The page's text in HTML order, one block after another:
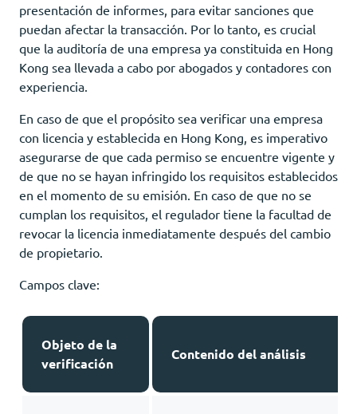
presentación de informes, para evitar sanciones que
puedan afectar la transacción. Por lo tanto, es crucial
que la auditoría de una empresa ya constituida en Hong
Kong sea llevada a cabo por abogados y contadores con
experiencia.
En caso de que el propósito sea verificar una empresa
con licencia y establecida en Hong Kong, es imperativo
asegurarse de que cada permiso se encuentre vigente y
de que no se hayan infringido los requisitos establecidos
en el momento de su emisión. En caso de que no se
cumplan los requisitos, el regulador tiene la facultad de
revocar la licencia inmediatamente después del cambio
de propietario.
Campos clave:
Objeto de la
verificación
Contenido del análisis